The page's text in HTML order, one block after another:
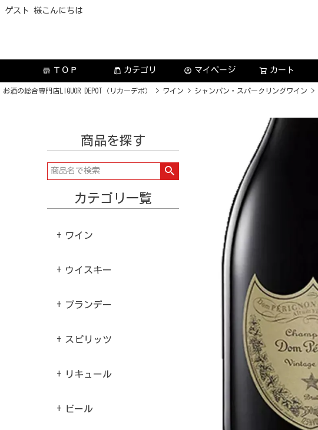
ゲスト 様こんにちは
store ＴＯＰ カテゴリ account_circle マイページ カート
お酒の総合専門店LIQUOR DEPOT（リカーデポ） ワイン シャンパン・スパークリングワイン
商品を探す
カテゴリ一覧
ワイン
ウイスキー
ブランデー
スピリッツ
リキュール
ビール